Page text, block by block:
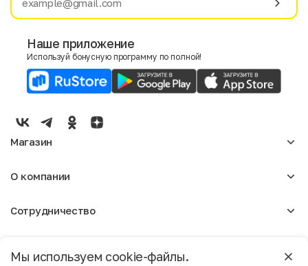
Имя
E-mail
Мужской
Женский
Мы используем cookie-файлы.
Москва
Наше приложение
Используй бонусную программу по полной!
Магазин
Мужское
О компании
Отзывы
Магазины
Сотрудничество
Реклама